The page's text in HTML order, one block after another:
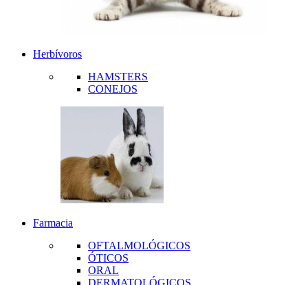
Herbívoros
HAMSTERS
CONEJOS
Farmacia
OFTALMOLÓGICOS
ÓTICOS
ORAL
DERMATOLÓGICOS